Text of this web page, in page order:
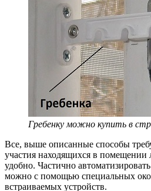
Гребенку можно купить в
Все, выше описанные способы
участия находящихся в помещении
удобно. Частично
можно с помощью специальных
встраиваемых устройств.